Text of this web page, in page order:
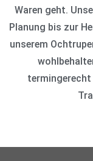
Waren geht.
Planung bis zur
unserem
termingerecht